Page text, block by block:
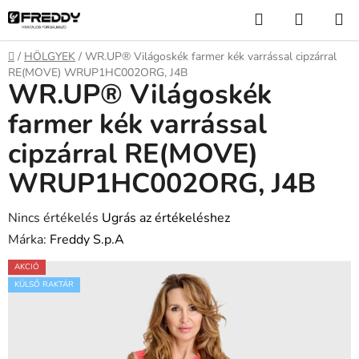
Ugrás
fő
tartalomhoz
KeresésKOSÁR
Kezdőlap
/ HÖLGYEK / WR.UP® Világoskék farmer kék varrással cipzárral
RE(MOVE) WRUP1HC002ORG, J4B
WR.UP® Világoskék
farmer kék varrással
cipzárral RE(MOVE)
WRUP1HC002ORG, J4B
A
termék
átlagos
értékelése
Nincs értékelés Ugrás az értékeléshez
Márka: Freddy S.p.A
AKCIÓ
KÜLSŐ RAKTÁR